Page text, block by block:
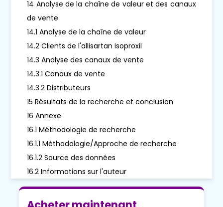
14 Analyse de la chaîne de valeur et des canaux
de vente
14.1 Analyse de la chaîne de valeur
14.2 Clients de l'allisartan isoproxil
14.3 Analyse des canaux de vente
14.3.1 Canaux de vente
14.3.2 Distributeurs
15 Résultats de la recherche et conclusion
16 Annexe
16.1 Méthodologie de recherche
16.1.1 Méthodologie/Approche de recherche
16.1.2 Source des données
16.2 Informations sur l'auteur